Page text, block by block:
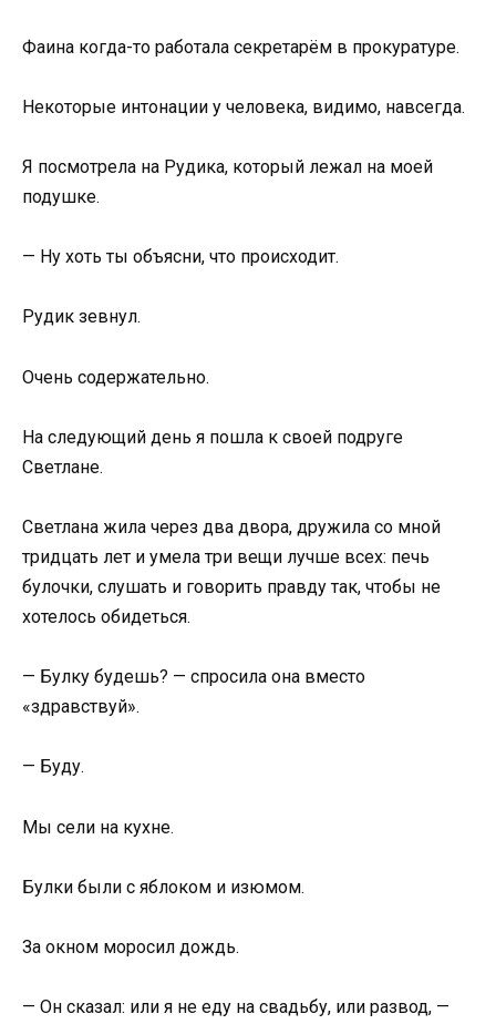
Фаина когда-то работала секретарём в прокуратуре.
Некоторые интонации у человека, видимо, навсегда.
Я посмотрела на Рудика, который лежал на моей
подушке.
— Ну хоть ты объясни, что происходит.
Рудик зевнул.
Очень содержательно.
На следующий день я пошла к своей подруге
Светлане.
Светлана жила через два двора, дружила со мной
тридцать лет и умела три вещи лучше всех: печь
булочки, слушать и говорить правду так, чтобы не
хотелось обидеться.
— Булку будешь? — спросила она вместо
«здравствуй».
— Буду.
Мы сели на кухне.
Булки были с яблоком и изюмом.
За окном моросил дождь.
— Он сказал: или я не еду на свадьбу, или развод, —